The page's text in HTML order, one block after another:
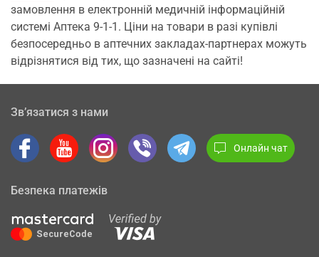
замовлення в електронній медичній інформаційній
системі Аптека 9-1-1. Ціни на товари в разі купівлі
безпосередньо в аптечних закладах-партнерах можуть
відрізнятися від тих, що зазначені на сайті!
Зв’язатися з нами
Онлайн чат
Безпека платежів